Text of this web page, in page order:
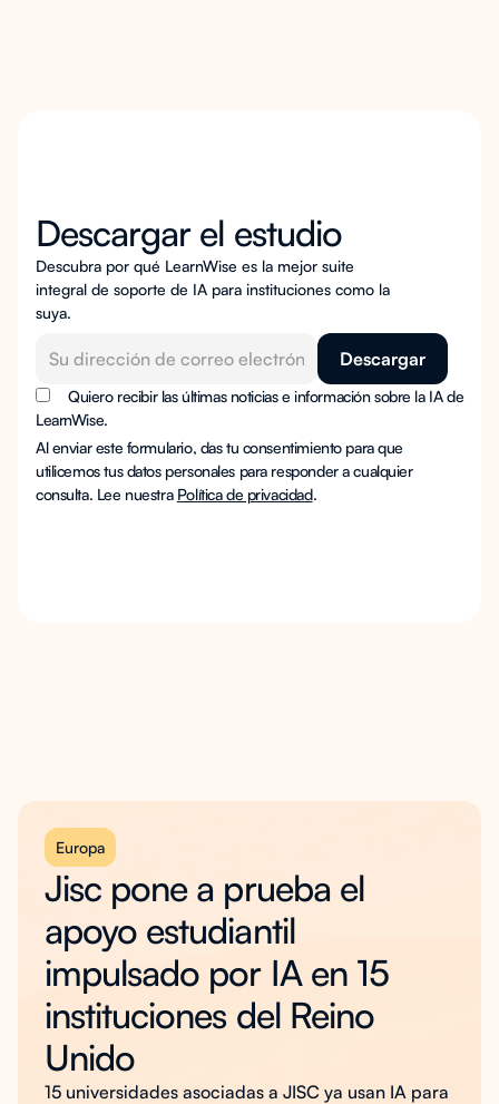
Descargar el estudio
Descubra por qué LearnWise es la mejor suite
integral de soporte de IA para instituciones como la
suya.
Quiero recibir las últimas noticias e información sobre la IA de
LearnWise.
Al enviar este formulario, das tu consentimiento para que
utilicemos tus datos personales para responder a cualquier
consulta. Lee nuestra Política de privacidad.
Europa
Jisc pone a prueba el
apoyo estudiantil
impulsado por IA en 15
instituciones del Reino
Unido
15 universidades asociadas a JISC ya usan IA para